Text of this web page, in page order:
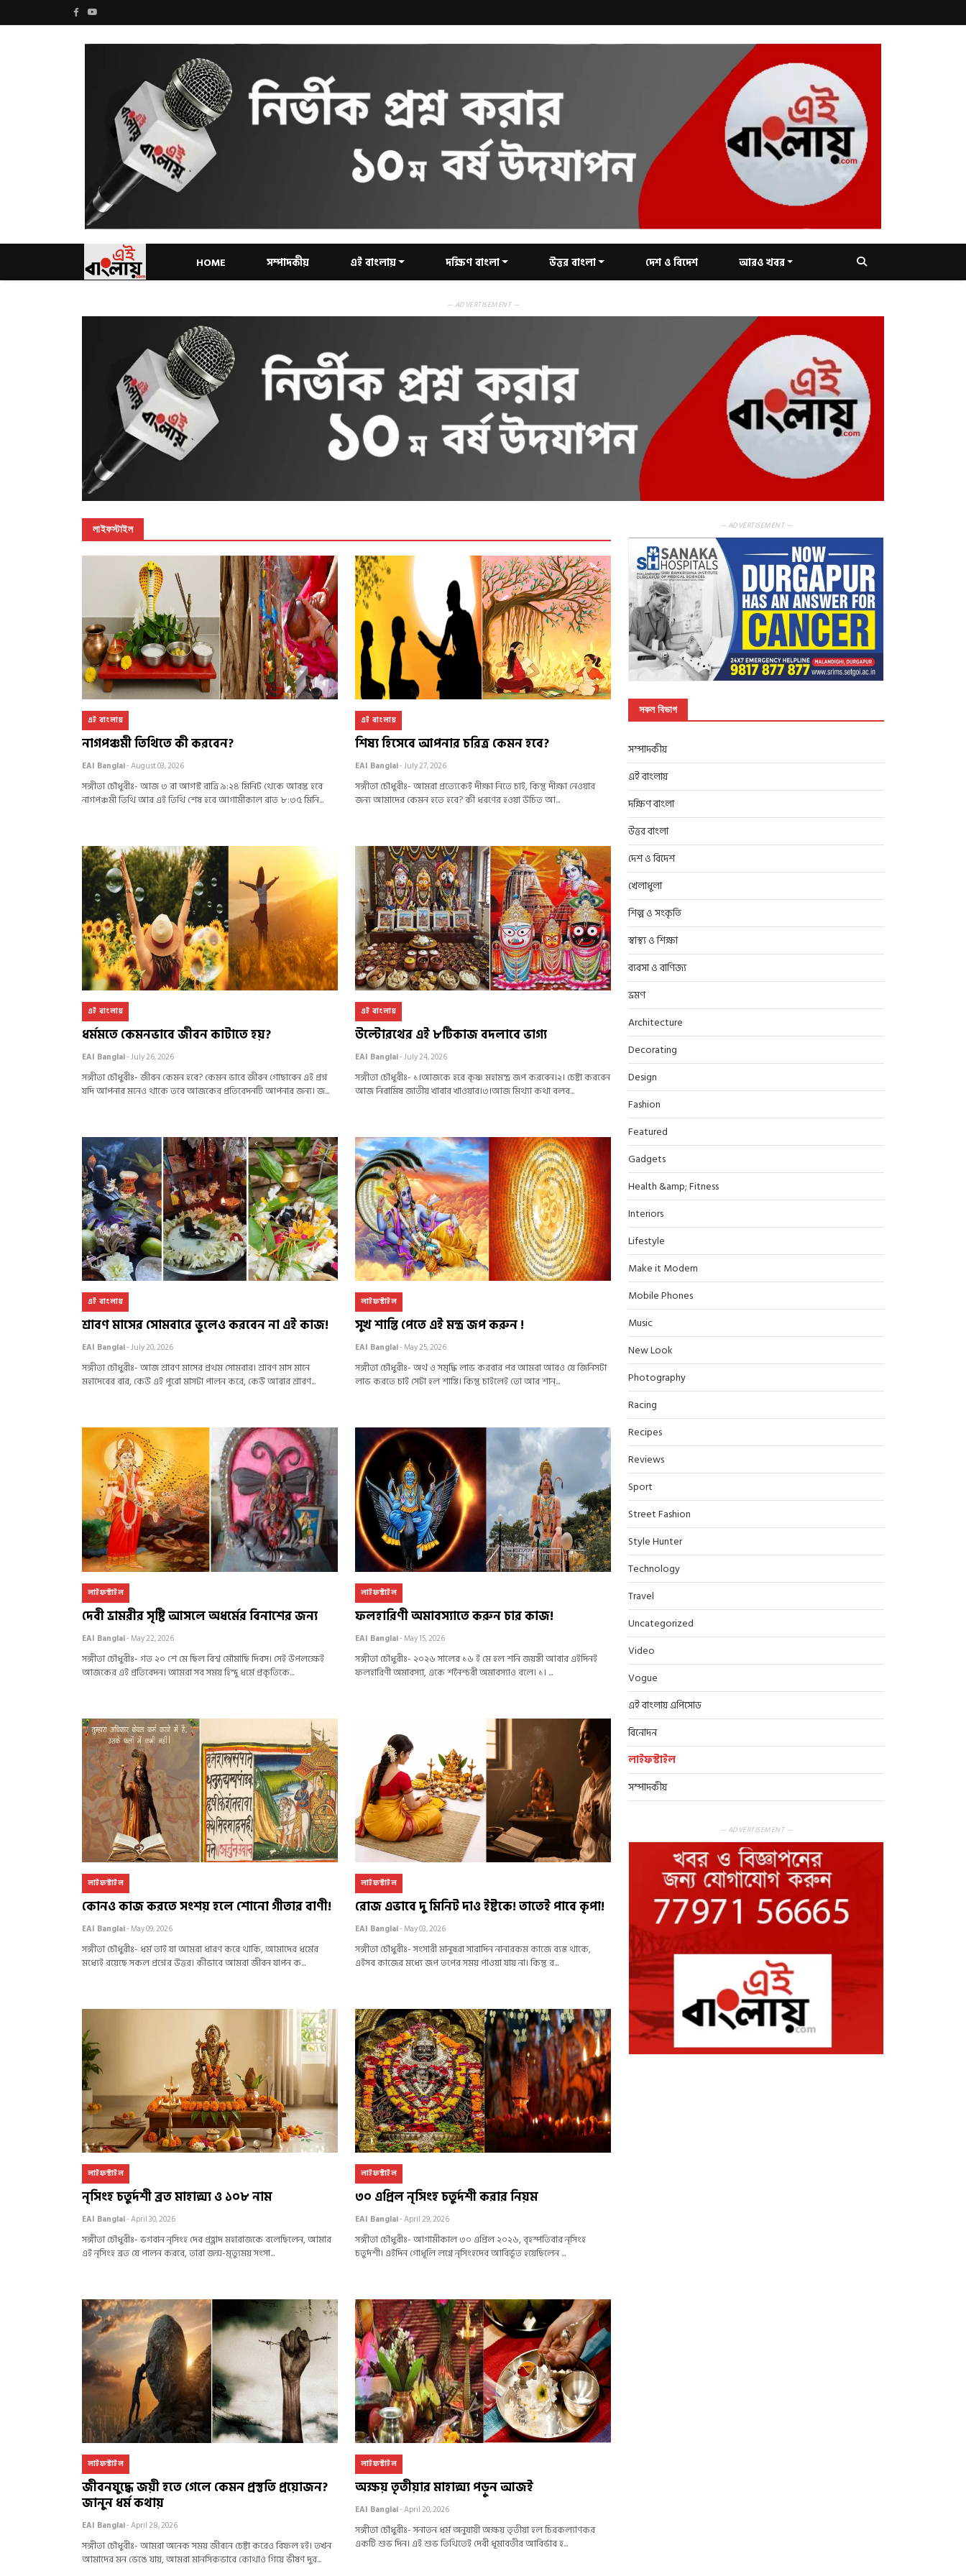
HOME সম্পাদকীয় এই বাংলায় দক্ষিণ বাংলা উত্তর বাংলা দেশ ও বিদেশ আরও খবর
— ADVERTISEMENT —
লাইফস্টাইল
এই বাংলায়
নাগপঞ্চমী তিথিতে কী করবেন?
EAI Banglai- August 03, 2026
সঙ্গীতা চৌধুরীঃ- আজ ৩ রা আগস্ট রাত্রি ৯:২৪ মিনিট থেকে আরম্ভ হবে
নাগপঞ্চমী তিথি আর এই তিথি শেষ হবে আগামীকাল রাত ৮:৩৫ মিনি...
এই বাংলায়
শিষ্য হিসেবে আপনার চরিত্র কেমন হবে?
EAI Banglai- July 27, 2026
সঙ্গীতা চৌধুরীঃ- আমরা প্রত্যেকেই দীক্ষা নিতে চাই, কিন্তু দীক্ষা নেওয়ার
জন্য আমাদের কেমন হতে হবে? কী ধরণের হ‌ওয়া উচিত আ...
এই বাংলায়
ধর্মমতে কেমনভাবে জীবন কাটাতে হয়?
EAI Banglai- July 26, 2026
সঙ্গীতা চৌধুরীঃ- জীবন কেমন হবে? কেমন ভাবে জীবন গোছাবেন এই প্রশ্ন
যদি আপনার মনেও থাকে তবে আজকের প্রতিবেদনটি আপনার জন্য। জ...
এই বাংলায়
উল্টোরথের এই ৮টিকাজ বদলাবে ভাগ্য
EAI Banglai- July 24, 2026
সঙ্গীতা চৌধুরীঃ- ১।আজকে হরে কৃষ্ণ মহামন্ত্র জপ করবেন।২। চেষ্টা করবেন
আজ নিরামিষ জাতীয় খাবার খাওয়ার।৩।আজ মিথ্যা কথা বলব...
এই বাংলায়
শ্রাবণ মাসের সোমবারে ভুলেও করবেন না এই কাজ!
EAI Banglai- July 20, 2026
সঙ্গীতা চৌধুরীঃ- আজ শ্রাবণ মাসের প্রথম সোমবার। শ্রাবণ মাস মানে
মহাদেবের বার, কেউ এই পুরো মাসটা পালন করে, কেউ আবার শ্রাবণ...
লাইফস্টাইল
সুখ শান্তি পেতে এই মন্ত্র জপ করুন !
EAI Banglai- May 25, 2026
সঙ্গীতা চৌধুরীঃ- অর্থ ও সমৃদ্ধি লাভ করবার পর আমরা আর‌ও যে জিনিসটা
লাভ করতে চাই সেটা হল শান্তি। কিন্তু চাইলেই তো আর শান্...
লাইফস্টাইল
দেবী ভ্রামরীর সৃষ্টি আসলে অধর্মের বিনাশের জন্য
EAI Banglai- May 22, 2026
সঙ্গীতা চৌধুরীঃ- গত ২০ শে মে ছিল বিশ্ব মৌমাছি দিবস। সেই উপলক্ষেই
আজকের এই প্রতিবেদন। আমরা সব সময় হিন্দু ধর্মে প্রকৃতিকে...
লাইফস্টাইল
ফলহারিণী অমাবস্যাতে করুন চার কাজ!
EAI Banglai- May 15, 2026
সঙ্গীতা চৌধুরীঃ- ২০২৬ সালের ১৬ ই মে হল শনি জয়ন্তী আবার এইদিন‌‌ই
ফলহারিণী অমাবস্যা, একে শনৈশ্চরী অমাবস্যা‌‌ও বলে। ১। ...
লাইফস্টাইল
কোন‌ও কাজ করতে সংশয় হলে শোনো গীতার বাণী!
EAI Banglai- May 09, 2026
সঙ্গীতা চৌধুরীঃ- ধর্ম তাই যা আমরা ধারণ করে থাকি, আমাদের ধর্মের
মধ্যেই রয়েছে সকল প্রশ্নের উত্তর। কীভাবে আমরা জীবন যাপন ক...
লাইফস্টাইল
রোজ‌ এভাবে দু মিনিট দাও ইষ্টকে! তাতেই পাবে কৃপা!
EAI Banglai- May 03, 2026
সঙ্গীতা চৌধুরীঃ- সংসারী মানুষরা সারাদিন নানারকম কাজে ব্যস্ত থাকে,
এইসব কাজের মধ্যে জপ তপের সময় পাওয়া যায় না। কিন্তু র...
লাইফস্টাইল
নৃসিংহ চতুর্দশী ব্রত মাহাত্ম্য ও ১০৮ নাম
EAI Banglai- April 30, 2026
সঙ্গীতা চৌধুরীঃ- ভগবান নৃসিংহ দেব প্রহ্লাদ মহারাজকে বলেছিলেন, আমার
এই নৃসিংহ ব্ৰত যে পালন করবে, তারা জন্ম-মৃত্যুময় সংসা...
লাইফস্টাইল
৩০ এপ্রিল নৃসিংহ চতুর্দশী করার নিয়ম
EAI Banglai- April 29, 2026
সঙ্গীতা চৌধুরীঃ- আগামীকাল ৩০ এপ্রিল ২০২৬, বৃহস্পতিবার নৃসিংহ
চতুর্দশী। এইদিন গোধূলি লগ্নে নৃসিংহদেব আবির্ভূত হয়েছিলেন ...
লাইফস্টাইল
জীবনযুদ্ধে জয়ী হতে গেলে কেমন প্রস্তুতি প্রয়োজন?
জানুন ধর্ম কথায়
EAI Banglai- April 28, 2026
সঙ্গীতা চৌধুরীঃ- আমরা অনেক সময় জীবনে চেষ্টা করেও বিফল হই। তখন
আমাদের মন ভেঙে যায়, আমরা মানসিকভাবে কোথাও গিয়ে ভীষণ দুর...
লাইফস্টাইল
অক্ষয় তৃতীয়ার মাহাত্ম্য পড়ুন আজ‌ই
EAI Banglai- April 20, 2026
সঙ্গীতা চৌধুরীঃ- সনাতন ধর্ম অনুযায়ী অক্ষয় তৃতীয়া হল চিরকল্যাণকর
একটি শুভ দিন। এই শুভ তিথিতেই দেবী ধূমাবতীর আবির্ভাব হ...
— ADVERTISEMENT —
সকল বিভাগ
সম্পাদকীয়
এই বাংলায়
দক্ষিণ বাংলা
উত্তর বাংলা
দেশ ও বিদেশ
খেলাধুলা
শিল্প ও সংকৃতি
স্বাস্থ্য ও শিক্ষা
ব্যবসা ও বাণিজ্য
ভ্রমণ
Architecture
Decorating
Design
Fashion
Featured
Gadgets
Health &amp; Fitness
Interiors
Lifestyle
Make it Modern
Mobile Phones
Music
New Look
Photography
Racing
Recipes
Reviews
Sport
Street Fashion
Style Hunter
Technology
Travel
Uncategorized
Video
Vogue
এই বাংলায় এপিসোড
বিনোদন
লাইফস্টাইল
সম্পাদকীয়
— ADVERTISEMENT —